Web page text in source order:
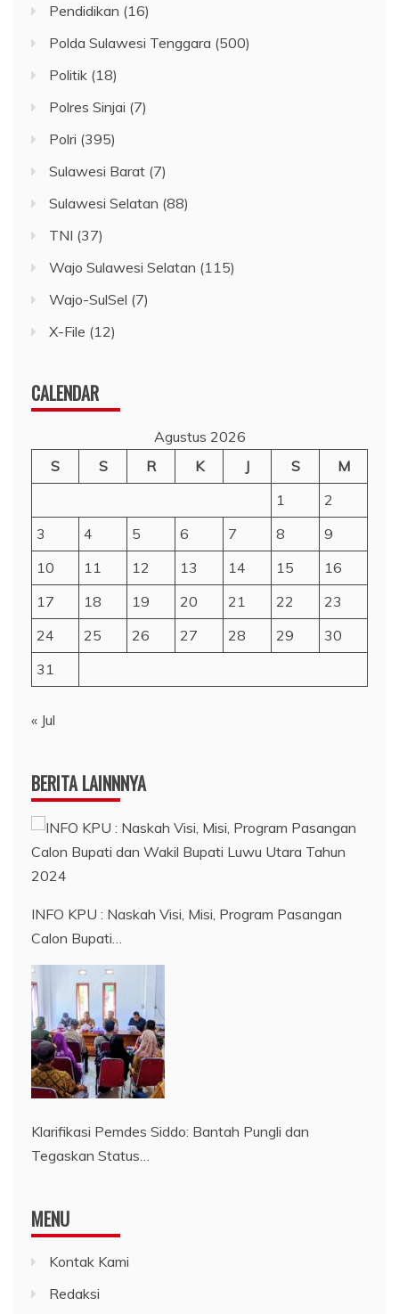
Pendidikan (16)
Polda Sulawesi Tenggara (500)
Politik (18)
Polres Sinjai (7)
Polri (395)
Sulawesi Barat (7)
Sulawesi Selatan (88)
TNI (37)
Wajo Sulawesi Selatan (115)
Wajo-SulSel (7)
X-File (12)
CALENDAR
Agustus 2026
S
S R K J S
M
1
2
3
4 5 6 7 8
9
10
11 12 13 14 15
16
17
18 19 20 21 22
23
24
25 26 27 28 29
30
31
« Jul
BERITA LAINNNYA
INFO KPU : Naskah Visi, Misi, Program Pasangan
Calon Bupati…
Klarifikasi Pemdes Siddo: Bantah Pungli dan
Tegaskan Status…
MENU
Kontak Kami
Redaksi